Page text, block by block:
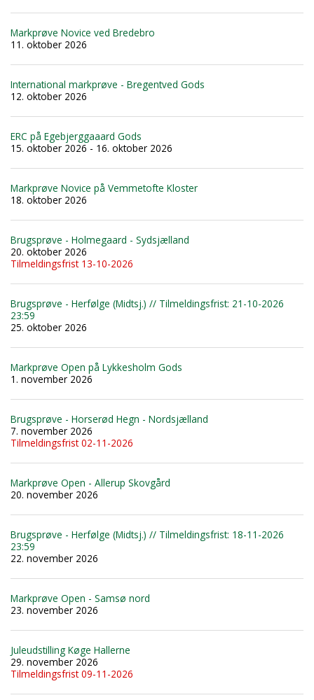
Markprøve Novice ved Bredebro
11. oktober 2026
International markprøve - Bregentved Gods
12. oktober 2026
ERC på Egebjerggaaard Gods
15. oktober 2026 - 16. oktober 2026
Markprøve Novice på Vemmetofte Kloster
18. oktober 2026
Brugsprøve - Holmegaard - Sydsjælland
20. oktober 2026
Tilmeldingsfrist 13-10-2026
Brugsprøve - Herfølge (Midtsj.) // Tilmeldingsfrist: 21-10-2026
23:59
25. oktober 2026
Markprøve Open på Lykkesholm Gods
1. november 2026
Brugsprøve - Horserød Hegn - Nordsjælland
7. november 2026
Tilmeldingsfrist 02-11-2026
Markprøve Open - Allerup Skovgård
20. november 2026
Brugsprøve - Herfølge (Midtsj.) // Tilmeldingsfrist: 18-11-2026
23:59
22. november 2026
Markprøve Open - Samsø nord
23. november 2026
Juleudstilling Køge Hallerne
29. november 2026
Tilmeldingsfrist 09-11-2026